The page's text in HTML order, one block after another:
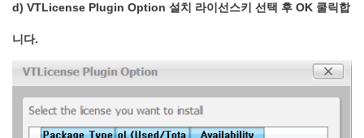
d) VTLicense Plugin Option 설치 라이선스키 선택 후 OK 쿨릭합
니다.